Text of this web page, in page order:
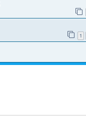
1